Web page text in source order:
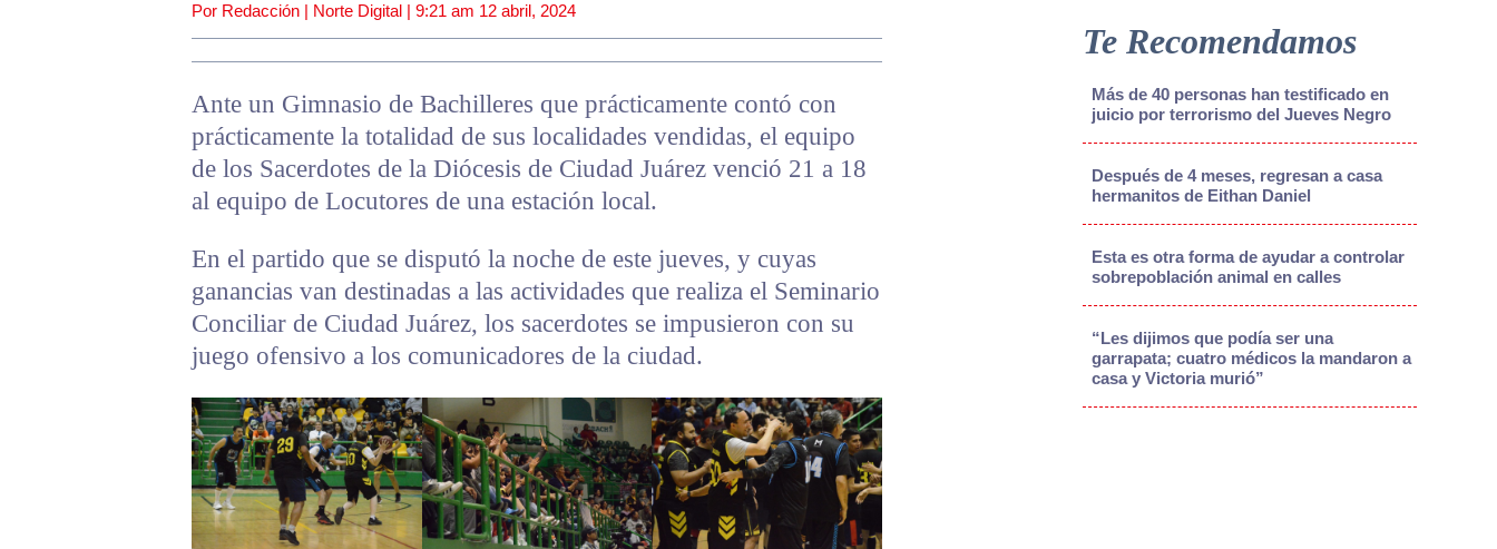
Por Redacción | Norte Digital | 9:21 am 12 abril, 2024
Ante un Gimnasio de Bachilleres que prácticamente contó con
prácticamente la totalidad de sus localidades vendidas, el equipo
de los Sacerdotes de la Diócesis de Ciudad Juárez venció 21 a 18
al equipo de Locutores de una estación local.
En el partido que se disputó la noche de este jueves, y cuyas
ganancias van destinadas a las actividades que realiza el Seminario
Conciliar de Ciudad Juárez, los sacerdotes se impusieron con su
juego ofensivo a los comunicadores de la ciudad.
Te Recomendamos
Más de 40 personas han testificado en
juicio por terrorismo del Jueves Negro
Después de 4 meses, regresan a casa
hermanitos de Eithan Daniel
Esta es otra forma de ayudar a controlar
sobrepoblación animal en calles
“Les dijimos que podía ser una
garrapata; cuatro médicos la mandaron a
casa y Victoria murió”